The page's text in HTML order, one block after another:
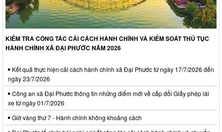
KIỂM TRA CÔNG TÁC CẢI CÁCH HÀNH CHÍNH VÀ KIỂM SOÁT THỦ TỤC
HÀNH CHÍNH XÃ ĐẠI PHƯỚC NĂM 2026
Kết quả thực hiện cải cách hành chính xã Đại Phước từ ngày 17/7/2026 đến
ngày 23/7/2026
Công an xã Đại Phước thông tin những điểm mới về cấp đổi Giấy phép lái
xe từ ngày 01/7/2026
Giờ vàng thứ 7 - Hành chính không khoảng cách